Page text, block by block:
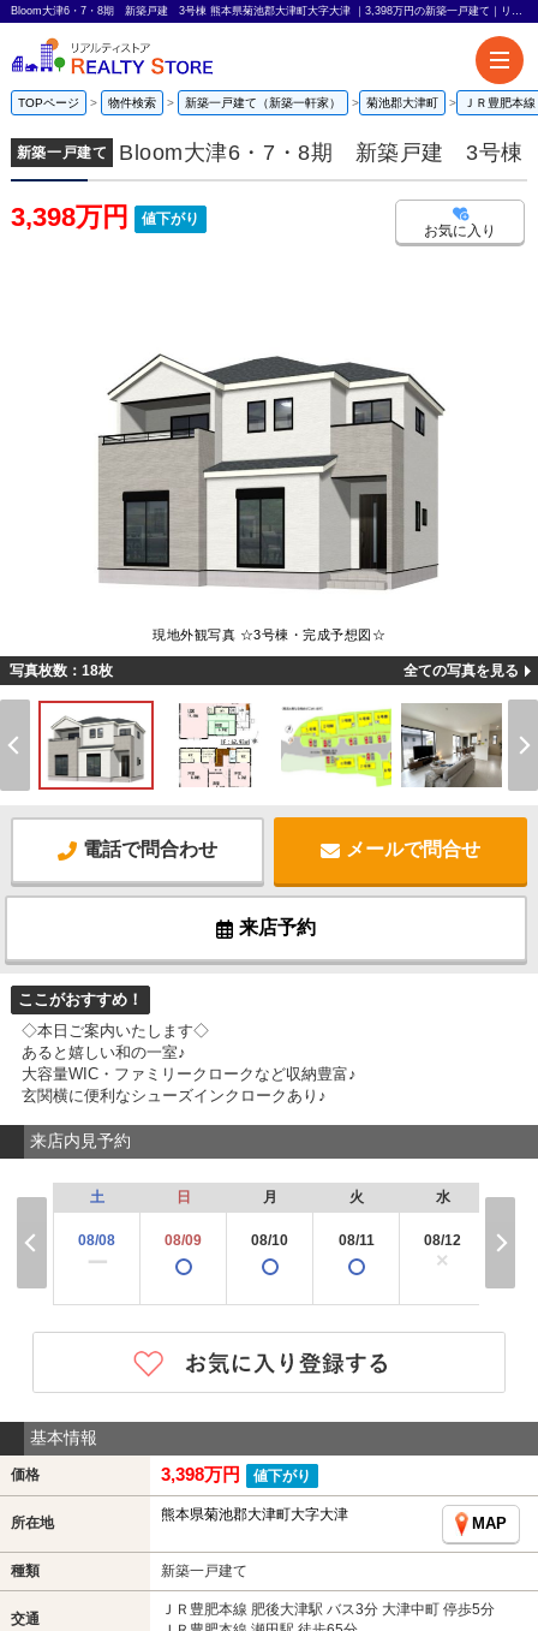
Bloom大津6・7・8期 新築戸建 3号棟 熊本県菊池郡大津町大字大津 ｜3,398万円の新築一戸建て｜リアルティストア
TOPページ 物件検索 新築一戸建て（新築一軒家） 菊池郡大津町 ＪＲ豊肥本線
新築一戸建て Bloom大津6・7・8期 新築戸建 3号棟
3,398万円 値下がり
お気に入り
現地外観写真 ☆3号棟・完成予想図☆
写真枚数：18枚 全ての写真を見る
電話で問合わせ メールで問合せ
来店予約
ここがおすすめ！
◇本日ご案内いたします◇
あると嬉しい和の一室♪
大容量WIC・ファミリークロークなど収納豊富♪
玄関横に便利なシューズインクロークあり♪
来店内見予約
土
08/08
ー
日
08/09
月
08/10
火
08/11
水
08/12
×
基本情報
価格 3,398万円 値下がり
所在地 熊本県菊池郡大津町大字大津
MAP
種類 新築一戸建て
交通
ＪＲ豊肥本線 肥後大津駅 バス3分 大津中町 停歩5分